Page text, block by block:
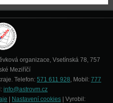
organizace, Vsetínská 78, 757
Meziříčí
Telefon: 571 611 928, Mobil: 777
info@astrovm.cz
Nastavení cookies | Vyrobil: